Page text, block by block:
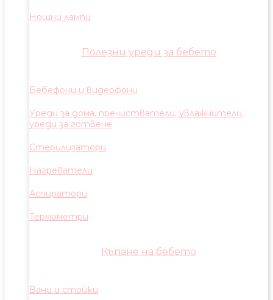
Нощни лампи
Полезни уреди за бебето
Бебефони и видеофони
Уреди за дома, пречистватели, увлажнители,
уреди за готвене
Стерилизатори
Нагреватели
Аспиратори
Термометри
Къпане на бебето
Вани и стойки